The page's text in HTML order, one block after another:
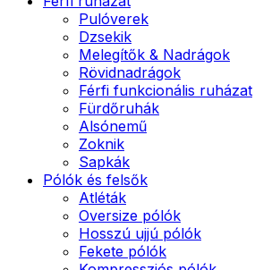
Pulóverek
Dzsekik
Melegítők & Nadrágok
Rövidnadrágok
Férfi funkcionális ruházat
Fürdőruhák
Alsónemű
Zoknik
Sapkák
Pólók és felsők
Atléták
Oversize pólók
Hosszú ujjú pólók
Fekete pólók